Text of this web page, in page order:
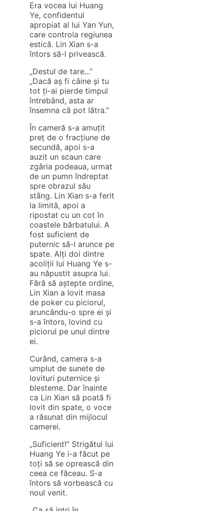
Era vocea lui Huang
Ye, confidentul
apropiat al lui Yan Yun,
care controla regiunea
estică. Lin Xian s-a
întors să-l privească.
„Destul de tare...”
„Dacă aș fi câine și tu
tot ți-ai pierde timpul
întrebând, asta ar
însemna că pot lătra.”
În cameră s-a amuțit
preț de o fracțiune de
secundă, apoi s-a
auzit un scaun care
zgâria podeaua, urmat
de un pumn îndreptat
spre obrazul său
stâng. Lin Xian s-a ferit
la limită, apoi a
ripostat cu un cot în
coastele bărbatului. A
fost suficient de
puternic să-l arunce pe
spate. Alți doi dintre
acoliții lui Huang Ye s-
au năpustit asupra lui.
Fără să aștepte ordine,
Lin Xian a lovit masa
de poker cu piciorul,
aruncându-o spre ei și
s-a întors, lovind cu
piciorul pe unul dintre
ei.
Curând, camera s-a
umplut de sunete de
lovituri puternice și
blesteme. Dar înainte
ca Lin Xian să poată fi
lovit din spate, o voce
a răsunat din mijlocul
camerei.
„Suficient!” Strigătul lui
Huang Ye i-a făcut pe
toți să se oprească din
ceea ce făceau. S-a
întors să vorbească cu
noul venit.